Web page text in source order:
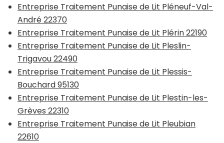
Entreprise Traitement Punaise de Lit Pléneuf-Val-
André 22370
Entreprise Traitement Punaise de Lit Plérin 22190
Entreprise Traitement Punaise de Lit Pleslin-
Trigavou 22490
Entreprise Traitement Punaise de Lit Plessis-
Bouchard 95130
Entreprise Traitement Punaise de Lit Plestin-les-
Grèves 22310
Entreprise Traitement Punaise de Lit Pleubian
22610